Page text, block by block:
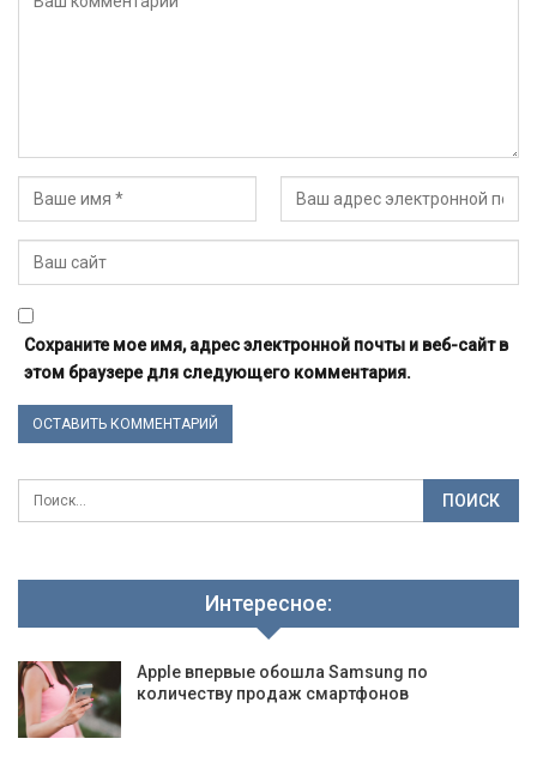
Сохраните мое имя, адрес электронной почты и веб-сайт в
этом браузере для следующего комментария.
Интересное:
Apple впервые обошла Samsung по
количеству продаж смартфонов